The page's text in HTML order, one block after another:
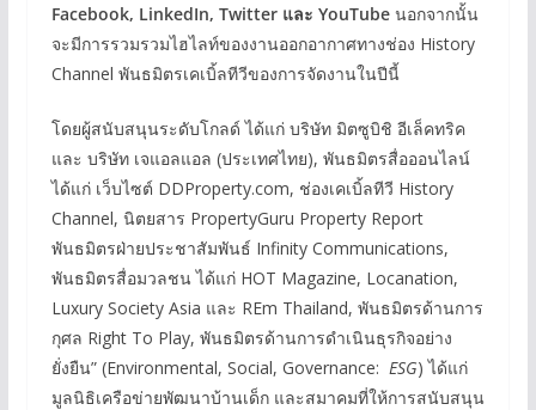
Facebook, LinkedIn, Twitter และ YouTubeนอกจากนั้น
จะมีการรวมรวมไฮไลท์ของงานออกอากาศทางช่อง History
Channel พันธมิตรเคเบิ้ลทีวีของการจัดงานในปีนี้
โดยผู้สนับสนุนระดับโกลด์ ได้แก่ บริษัท มิตซูบิชิ อีเล็คทริค
และ บริษัท เจแอลแอล (ประเทศไทย), พันธมิตรสื่อออนไลน์
ได้แก่ เว็บไซต์ DDProperty.com, ช่องเคเบิ้ลทีวี History
Channel, นิตยสาร PropertyGuru Property Report
พันธมิตรฝ่ายประชาสัมพันธ์ Infinity Communications,
พันธมิตรสื่อมวลชน ได้แก่ HOT Magazine, Locanation,
Luxury Society Asia และ REm Thailand, พันธมิตรด้านการ
กุศล Right To Play, พันธมิตรด้านการดำเนินธุรกิจอย่าง
ยั่งยืน” (Environmental, Social, Governance: ESG) ได้แก่
มูลนิธิเครือข่ายพัฒนาบ้านเด็ก และสมาคมที่ให้การสนับสนุน